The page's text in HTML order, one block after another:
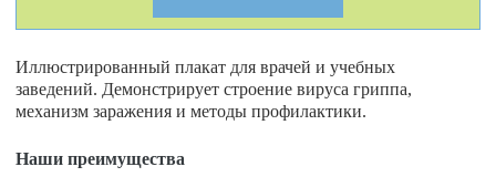
Иллюстрированный плакат для врачей и учебных
заведений. Демонстрирует строение вируса гриппа,
механизм заражения и методы профилактики.
Наши преимущества